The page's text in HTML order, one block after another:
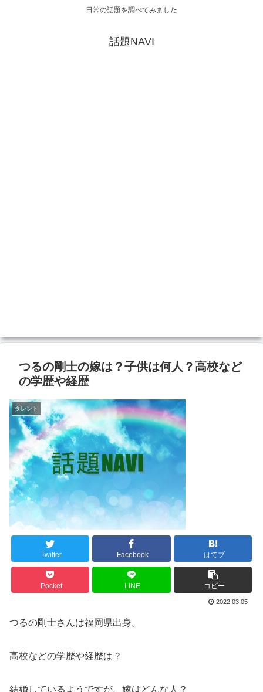
日常の話題を調べてみました
話題NAVI
つるの剛士の嫁は？子供は何人？高校など
の学歴や経歴
タレント
Twitter Facebook はてブ
Pocket LINE コピー
2022.03.05
つるの剛士さんは福岡県出身。
高校などの学歴や経歴は？
結婚しているようですが、嫁はどんな人？